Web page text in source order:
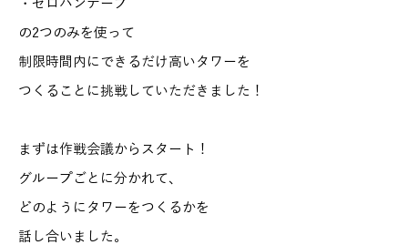
・セロハンテープ
の2つのみを使って
制限時間内にできるだけ高いタワーを
つくることに挑戦していただきました！
まずは作戦会議からスタート！
グループごとに分かれて、
どのようにタワーをつくるかを
話し合いました。